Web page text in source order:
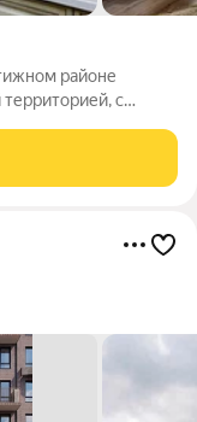
районе
с
кухня, техника